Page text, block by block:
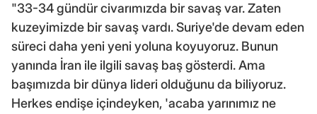
"33-34 gündür civarımızda bir savaş var. Zaten
kuzeyimizde bir savaş vardı. Suriye'de devam eden
süreci daha yeni yeni yoluna koyuyoruz. Bunun
yanında İran ile ilgili savaş baş gösterdi. Ama
başımızda bir dünya lideri olduğunu da biliyoruz.
Herkes endişe içindeyken, 'acaba yarınımız ne